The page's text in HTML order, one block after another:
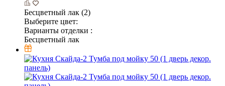
Бесцветный лак (2)
Выберите цвет:
Варианты отделки :
Бесцветный лак